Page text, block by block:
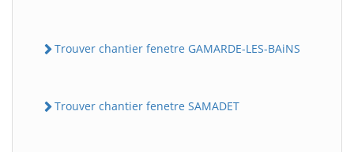
Trouver chantier fenetre GAMARDE-LES-BAiNS
Trouver chantier fenetre SAMADET